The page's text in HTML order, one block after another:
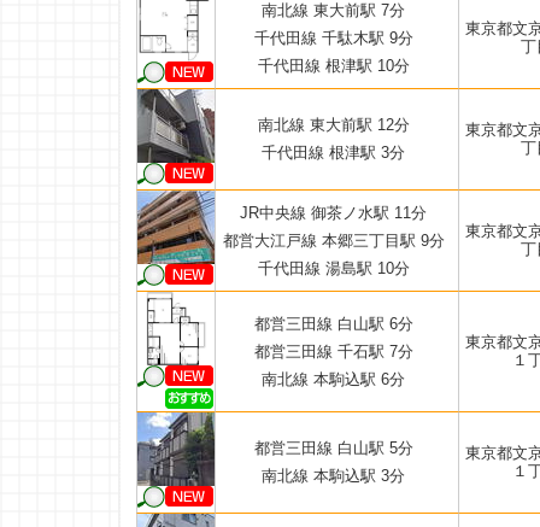
南北線 東大前駅 7分
千代田線 千駄木駅 9分
千代田線 根津駅 10分
東京都文
丁
南北線 東大前駅 12分
千代田線 根津駅 3分
東京都文
丁
JR中央線 御茶ノ水駅 11分
都営大江戸線 本郷三丁目駅 9分
千代田線 湯島駅 10分
東京都文
丁
都営三田線 白山駅 6分
都営三田線 千石駅 7分
南北線 本駒込駅 6分
東京都文
１
都営三田線 白山駅 5分
南北線 本駒込駅 3分
東京都文
１